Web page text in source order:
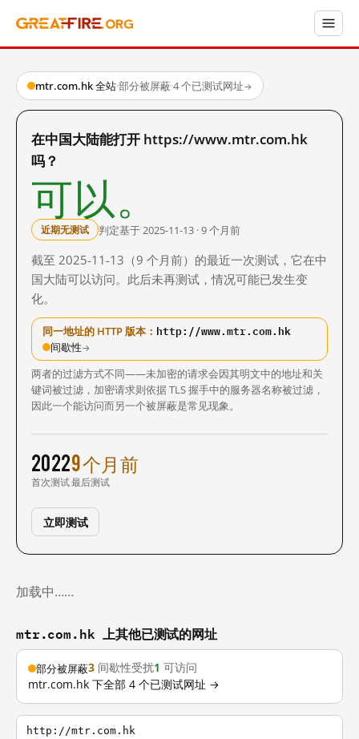
mtr.com.hk 全站·部分被屏蔽·4 个已测试网址→
在中国大陆能打开 https://www.mtr.com.hk
吗？
可以。
近期无测试 判定基于 2025-11-13 · 9 个月前
截至 2025-11-13（9 个月前）的最近一次测试，它在中
国大陆可以访问。此后未再测试，情况可能已发生变
化。
同一地址的 HTTP 版本： http://www.mtr.com.hk
间歇性→
两者的过滤方式不同——未加密的请求会因其明文中的地址和关
键词被过滤，加密请求则依据 TLS 握手中的服务器名称被过滤，
因此一个能访问而另一个被屏蔽是常见现象。
2022
首次测试
9 个月前
最后测试
立即测试
加载中……
mtr.com.hk 上其他已测试的网址
部分被屏蔽3 间歇性受扰1 可访问
mtr.com.hk 下全部 4 个已测试网址 →
http://mtr.com.hk